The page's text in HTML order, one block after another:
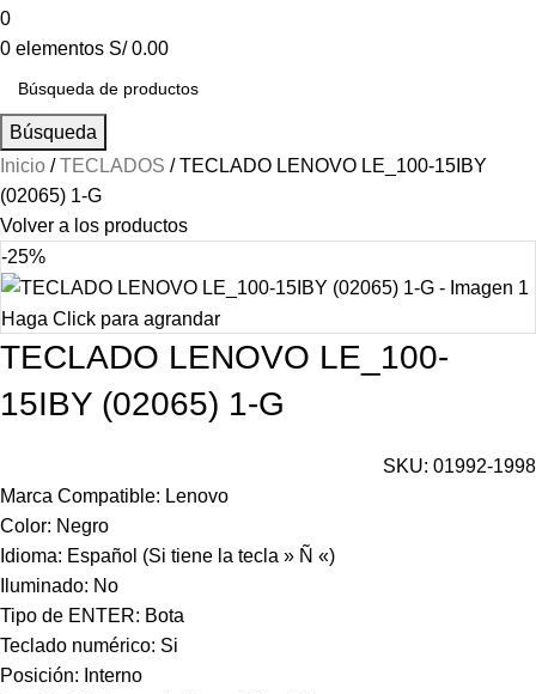
0
0 elementos S/0.00
Búsqueda
Inicio
TECLADOS
TECLADO LENOVO LE_100-15IBY
(02065) 1-G
Volver a los productos
-25%
Haga Click para agrandar
TECLADO LENOVO LE_100-
15IBY (02065) 1-G
SKU: 01992-1998
Marca Compatible: Lenovo
Color: Negro
Idioma: Español (Si tiene la tecla » Ñ «)
Iluminado: No
Tipo de ENTER: Bota
Teclado numérico: Si
Posición: Interno